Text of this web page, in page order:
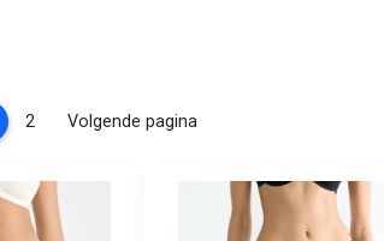
(current)
2 Volgende pagina